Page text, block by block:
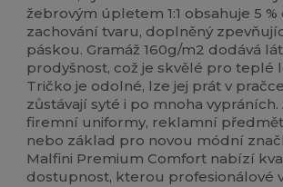
žebrovým úpletem 1:1 obsahuje 5
zachování tvaru, doplněný
páskou. Gramáž 160g/m2 dodává
prodyšnost, což je skvělé pro teplé
Tričko je odolné, lze jej prát v
zůstávají syté i po mnoha vypráních.
firemní uniformy, reklamní
nebo základ pro novou módní
Malfini Premium Comfort nabízí
dostupnost, kterou profesionálové